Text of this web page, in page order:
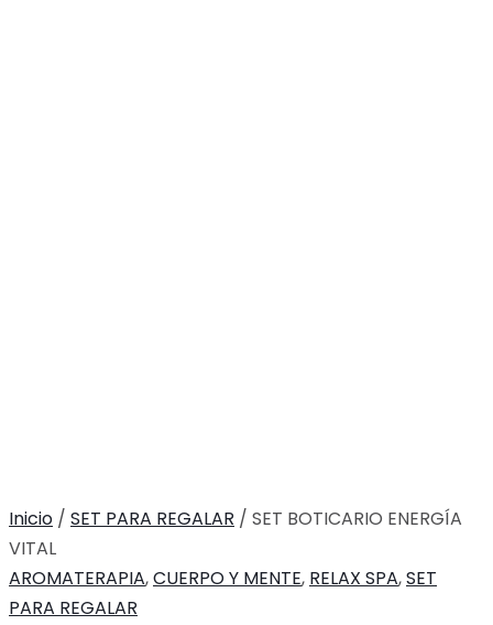
Inicio / SET PARA REGALAR / SET BOTICARIO ENERGÍA
VITAL
AROMATERAPIA,CUERPO Y MENTE, RELAX SPA,SET
PARA REGALAR